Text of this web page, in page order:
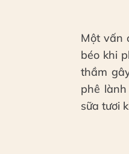
Một vấn
béo khi
thầm
phê
sữa tươi